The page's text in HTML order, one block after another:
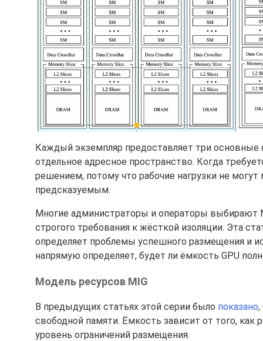
Каждый экземпляр предоставляет три основные
отдельное адресное пространство. Когда
решением, потому что рабочие нагрузки не
предсказуемым.
Многие администраторы и операторы выбирают
строгого требования к жёсткой изоляции. Эта
определяет проблемы успешного размещения и
напрямую определяет, будет ли ёмкость GPU
Модель ресурсов MIG
В предыдущих статьях этой серии было показано,
свободной памяти. Ёмкость зависит от того,
уровень ограничений размещения.